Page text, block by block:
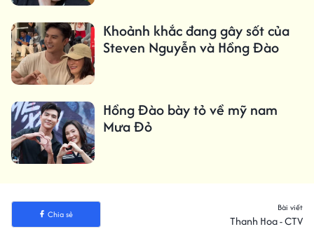
Khoảnh khắc đang gây sốt của
Steven Nguyễn và Hồng Đào
Hồng Đào bày tỏ về mỹ nam
Mưa Đỏ
Chia sẻ
Bài viết
Thanh Hoa - CTV